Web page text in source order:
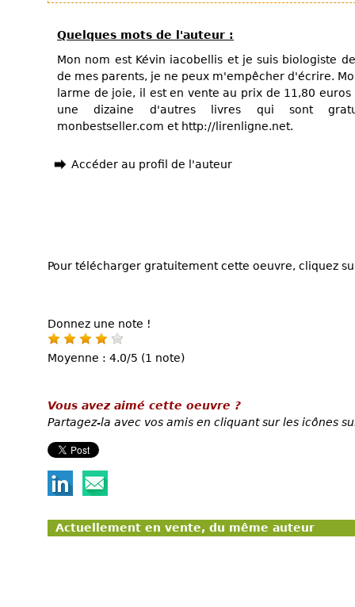
Quelques mots de l'auteur :
Mon nom est Kévin iacobellis et je suis biologiste
de mes parents, je ne peux m'empêcher d'écrire.
larme de joie, il est en vente au prix de 11,80
une dizaine d'autres livres qui sont
monbestseller.com et http://lirenligne.net.
Accéder au profil de l'auteur
Pour télécharger gratuitement cette oeuvre, cliquez
Donnez une note !
Moyenne : 4.0/5 (1 note)
Vous avez aimé cette oeuvre ?
Partagez-la avec vos amis en cliquant sur les icônes
Actuellement en vente, du même auteur